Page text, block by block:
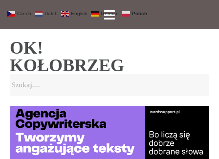
OK!
KOŁOBRZEG
Czech Dutch English German Polish